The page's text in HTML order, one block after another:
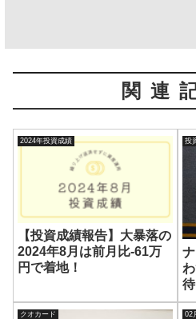
関連
2024年投資成績
【投資成績報告】大暴落の
2024年8月は前月比-61万
円で着地！
投
クオカード 02